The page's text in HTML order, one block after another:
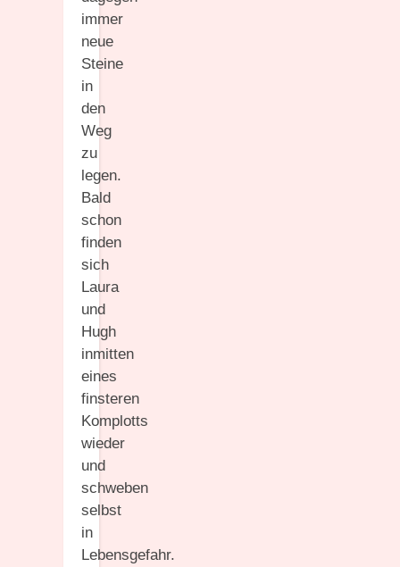
immer
neue
Steine
in
den
Weg
zu
legen.
Bald
schon
finden
sich
Laura
und
Hugh
inmitten
eines
finsteren
Komplotts
wieder
und
schweben
selbst
in
Lebensgefahr.